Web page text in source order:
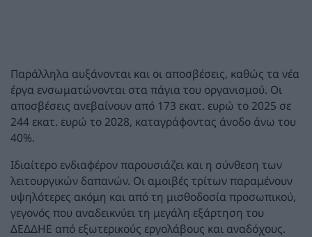
Παράλληλα αυξάνονται και οι αποσβέσεις, καθώς τα νέα
έργα ενσωματώνονται στα πάγια του οργανισμού. Οι
αποσβέσεις ανεβαίνουν από 173 εκατ. ευρώ το 2025 σε
244 εκατ. ευρώ το 2028, καταγράφοντας άνοδο άνω του
40%.
Ιδιαίτερο ενδιαφέρον παρουσιάζει και η σύνθεση των
λειτουργικών δαπανών. Οι αμοιβές τρίτων παραμένουν
υψηλότερες ακόμη και από τη μισθοδοσία προσωπικού,
γεγονός που αναδεικνύει τη μεγάλη εξάρτηση του
ΔΕΔΔΗΕ από εξωτερικούς εργολάβους και αναδόχους.